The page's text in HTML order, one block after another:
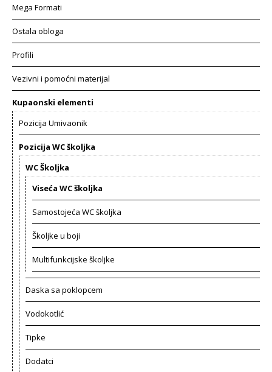
Mega Formati
Ostala obloga
Profili
Vezivni i pomoćni materijal
Kupaonski elementi
Pozicija Umivaonik
Pozicija WC školjka
WC Školjka
Viseća WC školjka
Samostojeća WC školjka
Školjke u boji
Multifunkcijske školjke
Daska sa poklopcem
Vodokotlić
Tipke
Dodatci